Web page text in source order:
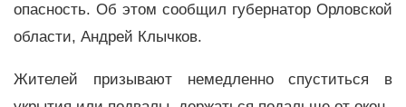
опасность. Об этом сообщил губернатор Орловской
области, Андрей Клычков.
Жителей призывают немедленно спуститься в